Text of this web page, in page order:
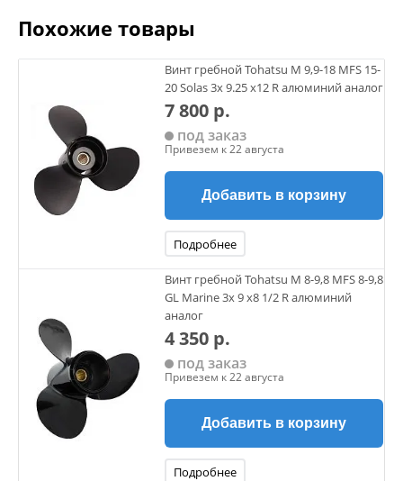
Похожие товары
Винт гребной Tohatsu M 9,9-18 MFS 15-
20 Solas 3х 9.25 х12 R алюминий аналог
7 800 р.
под заказ
Привезем к 22 августа
Добавить в корзину
Подробнее
Винт гребной Tohatsu M 8-9,8 MFS 8-9,8
GL Marine 3х 9 х8 1/2 R алюминий
аналог
4 350 р.
под заказ
Привезем к 22 августа
Добавить в корзину
Подробнее